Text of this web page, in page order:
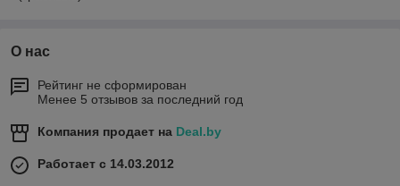
О нас
Рейтинг не сформирован
Менее 5 отзывов за последний год
Компания продает на Deal.by
Работает с 14.03.2012